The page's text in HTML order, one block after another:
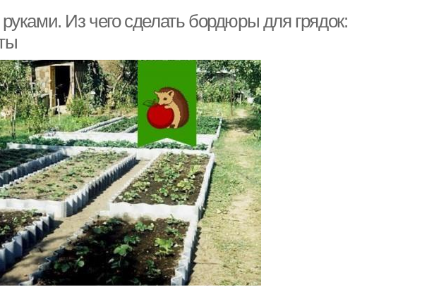
Из чего сделать бордюры для грядок: